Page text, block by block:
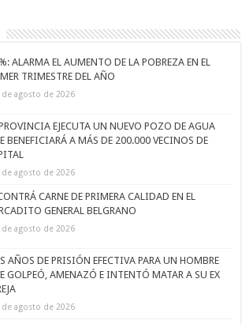
ALARMA EL AUMENTO DE LA POBREZA EN EL
TRIMESTRE DEL AÑO
de agosto de 2026
EJECUTA UN NUEVO POZO DE AGUA
BENEFICIARÁ A MÁS DE 200.000 VECINOS DE
de agosto de 2026
CARNE DE PRIMERA CALIDAD EN EL
GENERAL BELGRANO
de agosto de 2026
AÑOS DE PRISIÓN EFECTIVA PARA UN HOMBRE
GOLPEÓ, AMENAZÓ E INTENTÓ MATAR A SU EX
de agosto de 2026